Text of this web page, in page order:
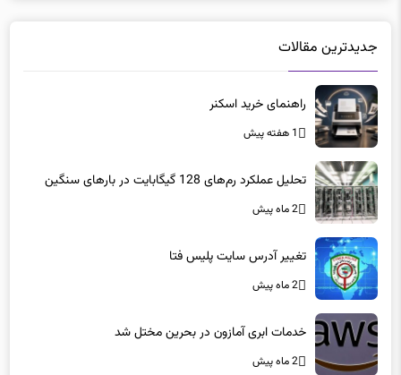
جدیدترین مقالات
راهنمای خرید اسکنر
1 هفته پیش
تحلیل عملکرد رم‌های 128 گیگابایت در بارهای سنگین
2 ماه پیش
تغییر آدرس سایت پلیس فتا
2 ماه پیش
خدمات ابری آمازون در بحرین مختل شد
2 ماه پیش